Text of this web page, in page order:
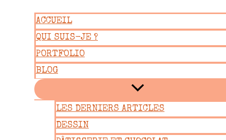
contenu
ACCUEIL
QUI SUIS-JE ?
PORTFOLIO
BLOG
LES DERNIERS ARTICLES
DESSIN